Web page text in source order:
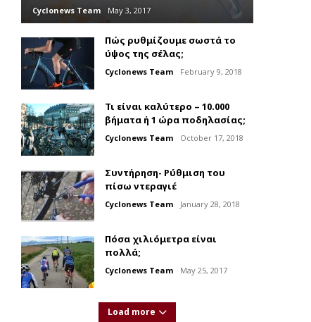
Cyclonews Team May 3, 2017
Πώς ρυθμίζουμε σωστά το
ύψος της σέλας;
Cyclonews Team February 9, 2018
Τι είναι καλύτερο – 10.000
βήματα ή 1 ώρα ποδηλασίας;
Cyclonews Team October 17, 2018
Συντήρηση- Ρύθμιση του
πίσω ντεραγιέ
Cyclonews Team January 28, 2018
Πόσα χιλιόμετρα είναι
πολλά;
Cyclonews Team May 25, 2017
Load more